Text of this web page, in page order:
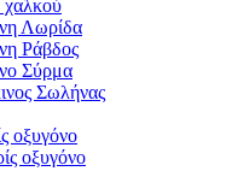
Λωρίδα
Ράβδος
Σύρμα
Σωλήνας
οξυγόνο
οξυγόνο